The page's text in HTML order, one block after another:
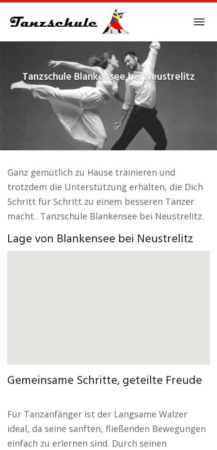
Tanzschule Blankensee bei Neustrelitz
Ganz gemütlich zu Hause trainieren und
trotzdem die Unterstützung erhalten, die Dich
Schritt für Schritt zu einem besseren Tänzer
macht.. Tanzschule Blankensee bei Neustrelitz.
Lage von Blankensee bei Neustrelitz
Gemeinsame Schritte, geteilte Freude
Für Tanzanfänger ist der Langsame Walzer
ideal, da seine sanften, fließenden Bewegungen
einfach zu erlernen sind. Durch seinen